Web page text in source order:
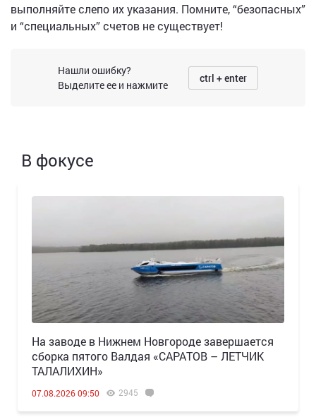
выполняйте слепо их указания. Помните, “безопасных”
и “специальных” счетов не существует!
Нашли ошибку?
Выделите ее и нажмите
ctrl + enter
В фокусе
Н️а заводе в Нижнем Новгороде завершается
сборка пятого Валдая «САРАТОВ – ЛЕТЧИК
ТАЛАЛИХИН»
07.08.2026 09:50 2945